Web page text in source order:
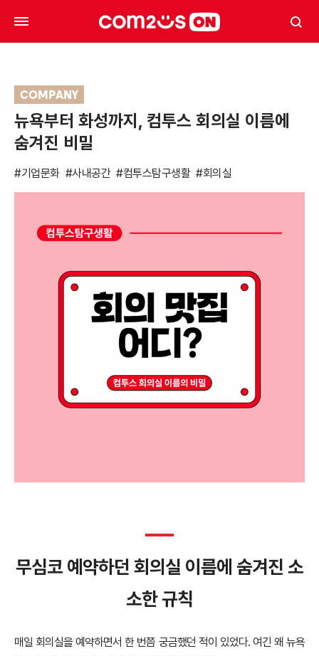
COMPANY
뉴욕부터 화성까지, 컴투스 회의실 이름에
숨겨진 비밀
#기업문화 #사내공간 #컴투스탐구생활 #회의실
무심코 예약하던 회의실 이름에 숨겨진 소
소한 규칙
매일 회의실을 예약하면서 한 번쯤 궁금했던 적이 있었다. 여긴 왜 뉴욕